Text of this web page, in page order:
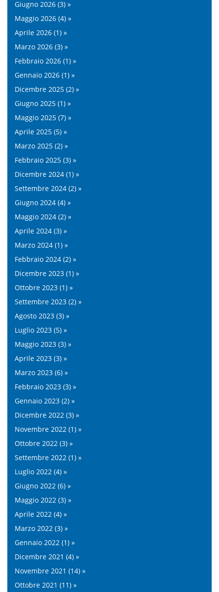
Giugno 2026 (3) »
Maggio 2026 (4) »
Aprile 2026 (1) »
Marzo 2026 (3) »
Febbraio 2026 (1) »
Gennaio 2026 (1) »
Dicembre 2025 (2) »
Giugno 2025 (1) »
Maggio 2025 (7) »
Aprile 2025 (5) »
Marzo 2025 (2) »
Febbraio 2025 (3) »
Dicembre 2024 (1) »
Settembre 2024 (2) »
Giugno 2024 (4) »
Maggio 2024 (2) »
Aprile 2024 (3) »
Marzo 2024 (1) »
Febbraio 2024 (2) »
Dicembre 2023 (1) »
Ottobre 2023 (1) »
Settembre 2023 (2) »
Agosto 2023 (3) »
Luglio 2023 (5) »
Maggio 2023 (3) »
Aprile 2023 (3) »
Marzo 2023 (6) »
Febbraio 2023 (3) »
Gennaio 2023 (2) »
Dicembre 2022 (3) »
Novembre 2022 (1) »
Ottobre 2022 (3) »
Settembre 2022 (1) »
Luglio 2022 (4) »
Giugno 2022 (6) »
Maggio 2022 (3) »
Aprile 2022 (4) »
Marzo 2022 (3) »
Gennaio 2022 (1) »
Dicembre 2021 (4) »
Novembre 2021 (14) »
Ottobre 2021 (11) »